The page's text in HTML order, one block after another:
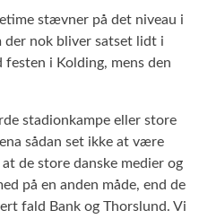
stævner på det niveau i
der nok bliver satset lidt i
festen i Kolding, mens den
stadionkampe eller store
sådan set ikke at være
de store danske medier og
på en anden måde, end de
fald Bank og Thorslund. Vi